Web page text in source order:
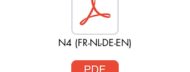
N4 (FR-NL-DE-EN)